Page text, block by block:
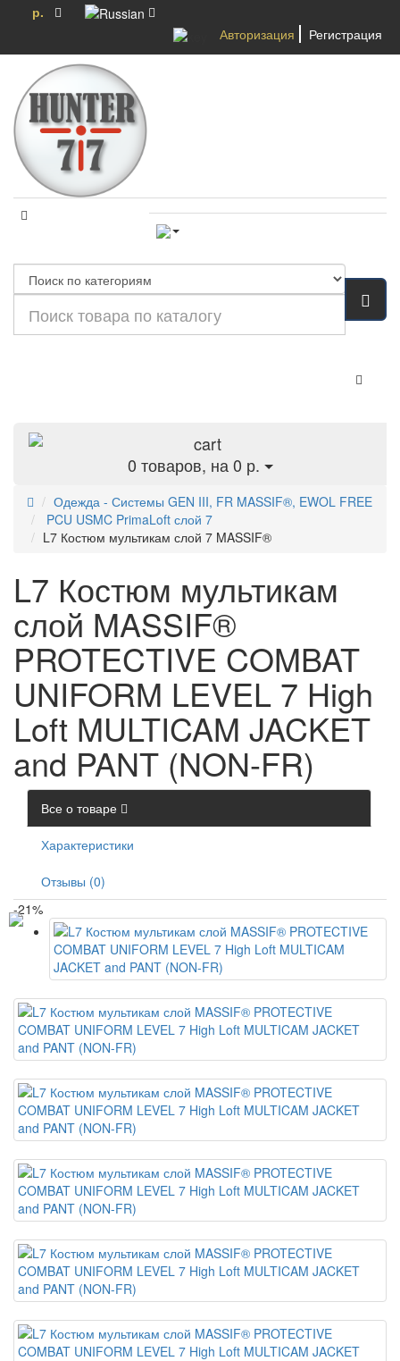
р.
Авторизация
Регистрация
0 товаров, на 0 р.
Одежда - Системы GEN III, FR MASSIF®, EWOL FREE
PCU USMC PrimaLoft слой 7
L7 Костюм мультикам слой 7 MASSIF®
L7 Костюм мультикам
слой MASSIF®
PROTECTIVE COMBAT
UNIFORM LEVEL 7 High
Loft MULTICAM JACKET
and PANT (NON-FR)
Все о товаре
Характеристики
Отзывы (0)
-21%